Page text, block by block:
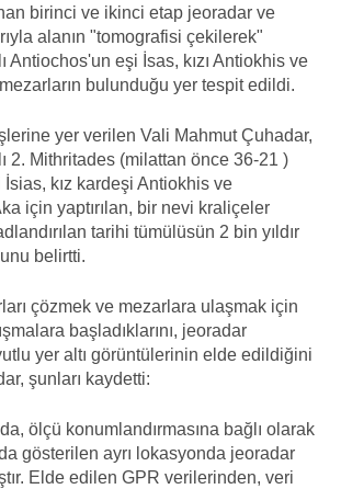
birinci ve ikinci etap jeoradar ve
alanın "tomografisi çekilerek"
Antiochos'un eşi İsas, kızı Antiokhis ve
bulunduğu yer tespit edildi.
yer verilen Vali Mahmut Çuhadar,
2. Mithritades (milattan önce 36-21 )
İsias, kız kardeşi Antiokhis ve
için yaptırılan, bir nevi kraliçeler
tarihi tümülüsün 2 bin yıldır
belirtti.
çözmek ve mezarlara ulaşmak için
başladıklarını, jeoradar
yer altı görüntülerinin elde edildiğini
şunları kaydetti:
ölçü konumlandırmasına bağlı olarak
gösterilen ayrı lokasyonda jeoradar
Elde edilen GPR verilerinden, veri